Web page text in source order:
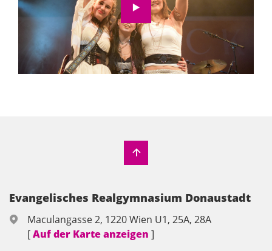
Video aktivieren
Evangelisches Realgymnasium Donaustadt
Maculangasse 2, 1220 Wien U1, 25A, 28A
[Auf der Karte anzeigen ]